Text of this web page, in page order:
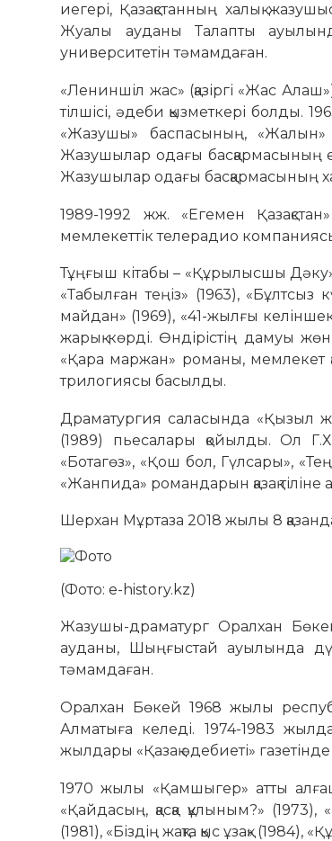
иегері, Қазақстанның халық
Жуалы ауданы Талапты
университетін тәмамдаған.
«Лениншіл жас» (қазіргі «Жас Алаш»)
тілшісі, әдеби қызметкері болды.
«Жазушы» баспасының, «Жалын»
Жазушылар одағы басқармасының
Жазушылар одағы басқармасының
1989-1992 жж. «Егемен
мемлекеттік телерадио
Тұңғыш кітабы – «Құрылысшы
«Табылған теңіз» (1963), «Бұлтсыз
майдан» (1969), «41-жылғы
жарық көрді. Өндірістің дамуы
«Қара маржан» романы, мемлекет
трилогиясы басылды.
Драматургия саласында «Қызыл
(1989) пьесалары қойылды. Ол
«Ботагөз», «Қош бол, Гүлсары»,
«Жанпида» романдарын қазақ тіліне
Шерхан Мұртаза 2018 жылы 8
(Фото: e-history.kz)
Жазушы-драматург Оралхан
ауданы, Шыңғыстай ауылында
тәмамдаған.
Оралхан Бөкей 1968 жылы
Алматыға келеді. 1974-1983
жылдары «Қазақ әдебиеті»
1970 жылы «Қамшыгер» атты
«Қайдасың, қасқа құлыным?»
(1981), «Біздің жақта қыс ұзақ»